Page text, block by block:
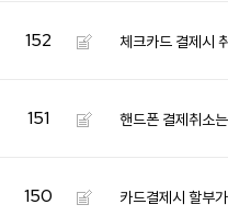
152 체크카드 결제시
151 핸드폰 결제취소
150 카드결제시 할부